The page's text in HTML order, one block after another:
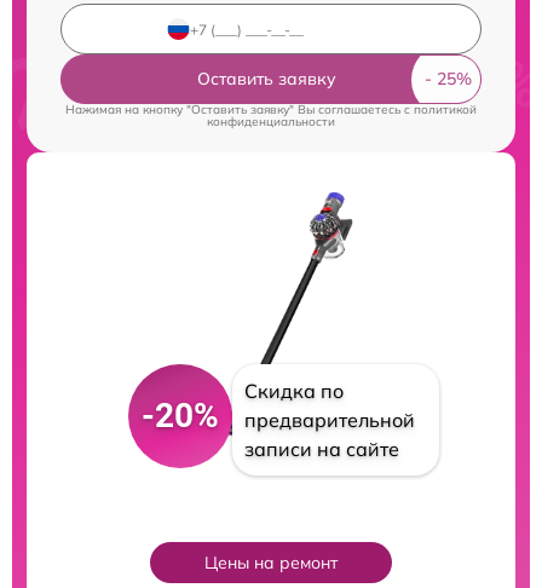
Оставить заявку
Нажимая на кнопку "Оставить заявку" Вы соглашаетесь cполитикой
конфиденциальности
-20%
Скидка по
предварительной
записи на сайте
Цены на ремонт